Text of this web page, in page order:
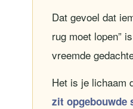
Dat gevoel dat
rug moet lopen”
vreemde
Het is je lichaam
zit opgebouwde